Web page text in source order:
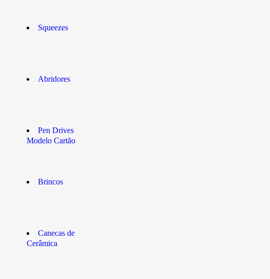
Squeezes
Abridores
Pen Drives
Modelo Cartão
Brincos
Canecas de
Cerâmica